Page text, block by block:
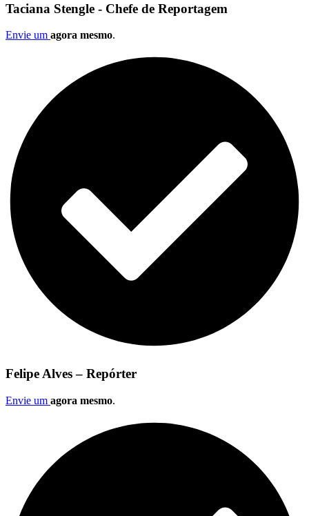
Taciana Stengle - Chefe de Reportagem
Envie um agora mesmo.
Felipe Alves – Repórter
Envie um agora mesmo.